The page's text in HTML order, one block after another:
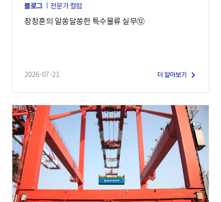
블로그 전문가 컬럼
장창훈의 알쏭달쏭한 특수물류 실무⑫
2026-07-21 더 알아보기